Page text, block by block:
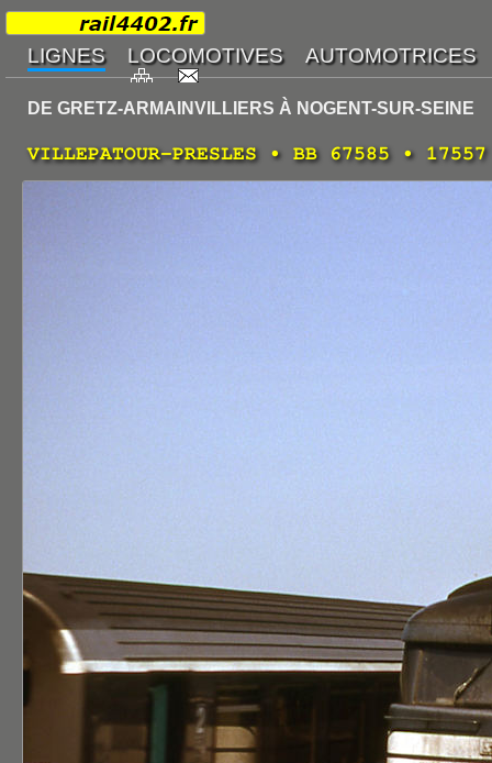
DE GRETZ-ARMAINVILLIERS À NOGENT-SUR-SEINE
VILLEPATOUR-PRESLES • BB 67585 •